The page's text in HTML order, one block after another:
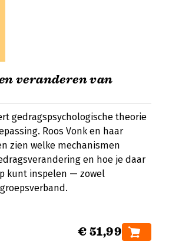
veranderen van
gedragspsychologische theorie
Roos Vonk en haar
zien welke mechanismen
en hoe je daar
kunt inspelen — zowel
€ 51,99